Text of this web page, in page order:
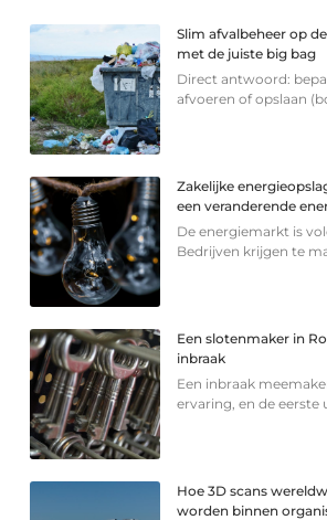
Slim afvalbeheer op
met de juiste big bag
Direct antwoord:
afvoeren of opslaan
Zakelijke
een veranderende
De energiemarkt is
Bedrijven krijgen te
Een slotenmaker in
inbraak
Een inbraak
ervaring, en de eerste
Hoe 3D scans
worden binnen